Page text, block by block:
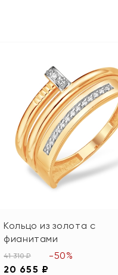
Кольцо из золота с
фианитами
41 310 ₽
20 655 ₽
-50%